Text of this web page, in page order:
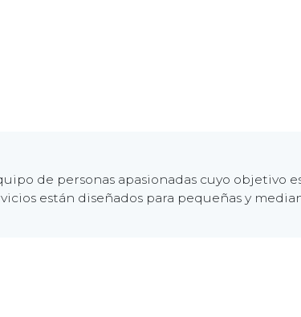
de personas apasionadas cuyo objetivo
están diseñados para pequeñas y